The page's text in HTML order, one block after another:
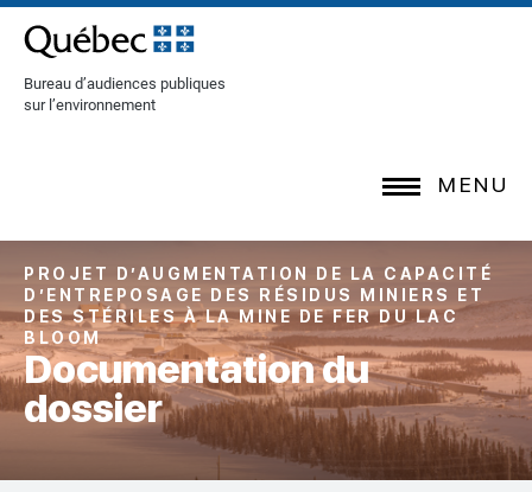
[Common.SkipToContent]
Bureau d’audiences publiques
sur l’environnement
MENU
PROJET D’AUGMENTATION DE LA CAPACITÉ
D’ENTREPOSAGE DES RÉSIDUS MINIERS ET
DES STÉRILES À LA MINE DE FER DU LAC
BLOOM
Documentation du
dossier